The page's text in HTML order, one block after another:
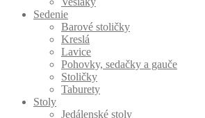
Sedenie
Barové stoličky
Kreslá
Lavice
Pohovky, sedačky a gauče
Stoličky
Taburety
Stoly
Jedálenské stoly